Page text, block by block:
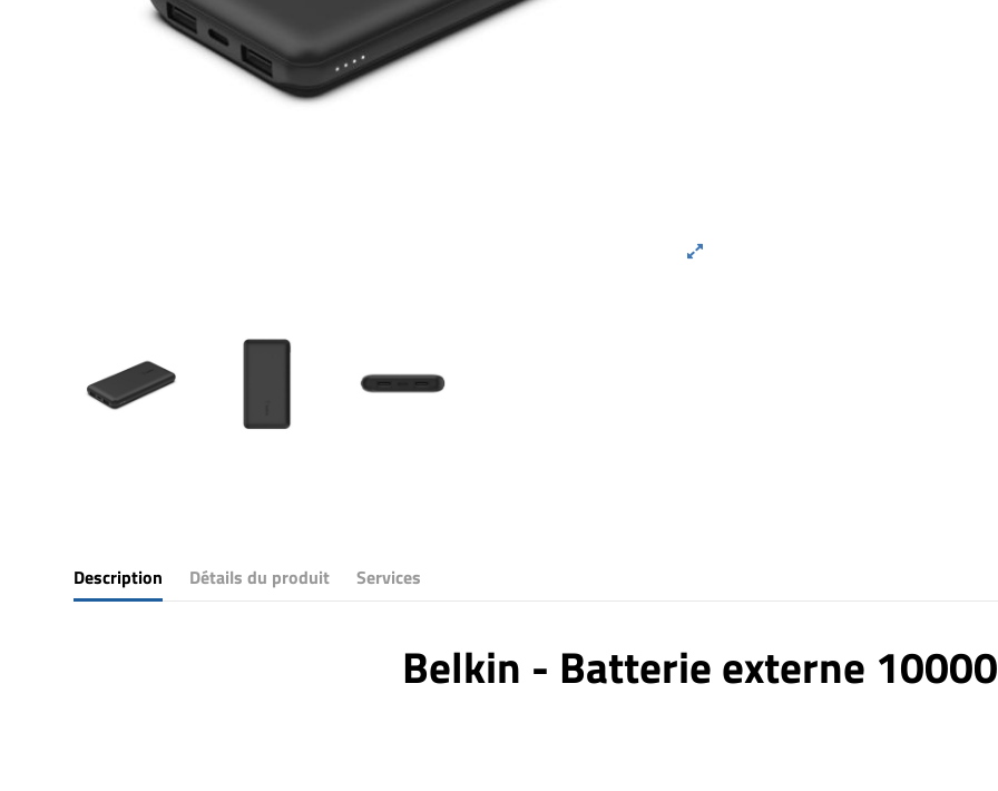
Description Détails du produit Services
Belkin - Batterie externe